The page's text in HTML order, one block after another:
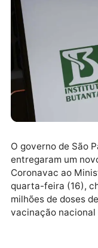
O governo de
entregaram um
quarta-feira